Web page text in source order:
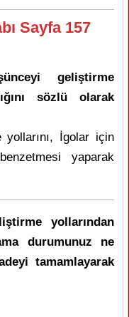
Sayfa 157
geliştirme
sözlü olarak
İgolar için
yaparak
yollarından
durumunuz ne
tamamlayarak